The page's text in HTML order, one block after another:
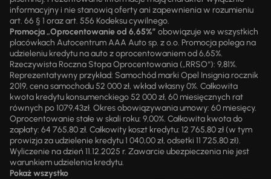
informacyjny i nie stanowią oferty ani zapewnienia w rozumieniu
art. 66 § 1 oraz art. 556 Kodeksu cywilnego.
Promocja „Oprocentowanie od 6,65%” obowiązuje we wszystkich
placówkach Autocentrum AAA Auto sp. z o.o. Promocja polega na
udzieleniu kredytu na auto z oprocentowaniem od 6,65%.
Rzeczywista Roczna Stopa Oprocentowania („RRSO“): 9,81%.
Reprezentatywny przykład: Samochód marki Opel Insignia rocznik
2019, cena samochodu 52 000 zł, wkład własny 0%. Całkowita
kwota kredytu konsumenckiego 52 000 zł, 60 miesięcznych rat
równych po 1079,43zł. Okres obowiązywania umowy: 60 miesięcy.
Oprocentowanie stałe w skali roku: 9,00%. Całkowita kwota do
zapłaty: 64 765,80 zł. Całkowity koszt kredytu: 12 765,80 zł (w tym
prowizja za udzielenie kredytu 1 040,00 zł, odsetki 11 725,80 zł).
Wyliczenie na dzień 11.12.2025 r. Zawarcie ubezpieczenia nie jest
warunkiem udzielenia kredytu.
Pokaż wszystko